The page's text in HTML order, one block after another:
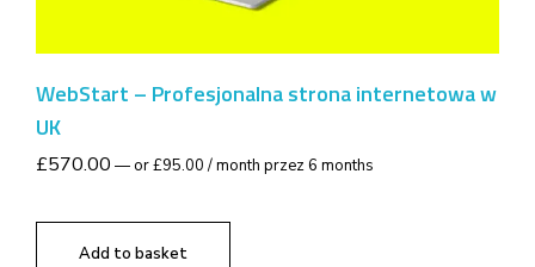
WebStart – Profesjonalna strona internetowa w
UK
£570.00 —or£95.00 / month przez 6 months
Add to basket